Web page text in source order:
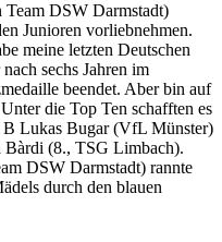
DSW Darmstadt)
Junioren vorliebnehmen.
meine letzten Deutschen
sechs Jahren im
beendet. Aber bin auf
die Top Ten schafften es
B Lukas Bugar (VfL Münster)
Bàrdi (8., TSG Limbach).
DSW Darmstadt) rannte
durch den blauen